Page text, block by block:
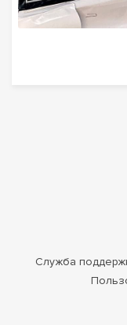
Служба